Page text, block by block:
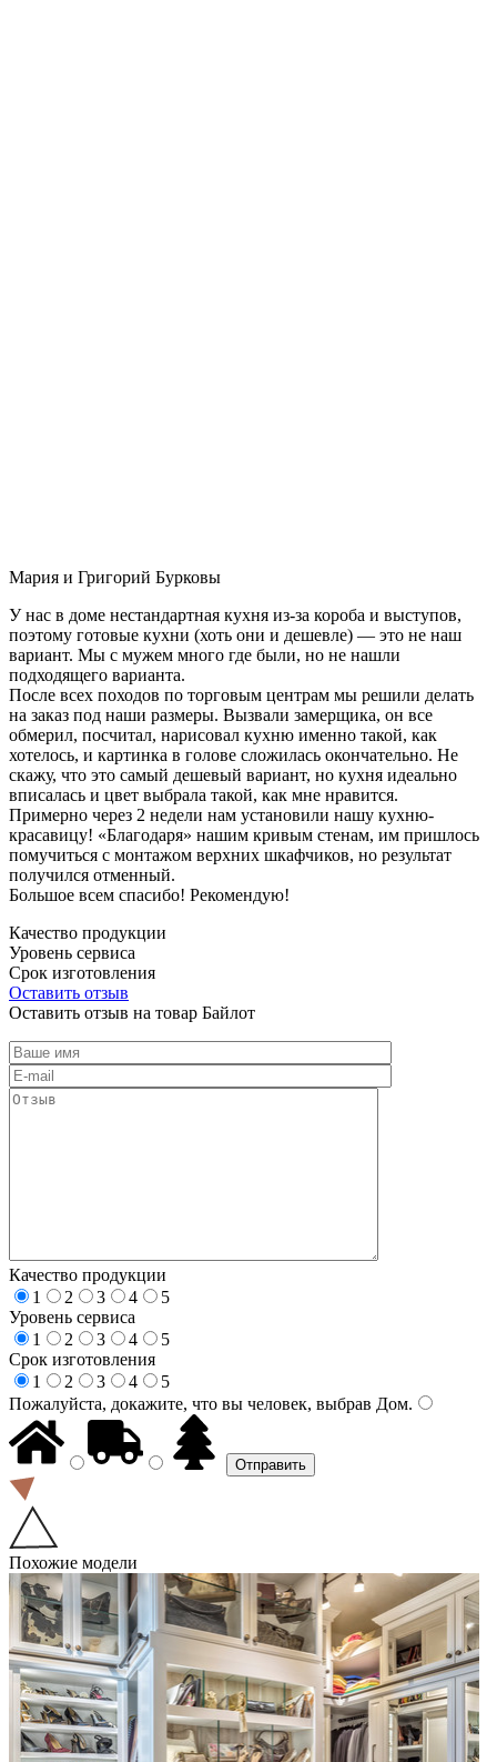
Мария и Григорий Бурковы
У нас в доме нестандартная кухня из-за короба и выступов,
поэтому готовые кухни (хоть они и дешевле) — это не наш
вариант. Мы с мужем много где были, но не нашли
подходящего варианта.
После всех походов по торговым центрам мы решили делать
на заказ под наши размеры. Вызвали замерщика, он все
обмерил, посчитал, нарисовал кухню именно такой, как
хотелось, и картинка в голове сложилась окончательно. Не
скажу, что это самый дешевый вариант, но кухня идеально
вписалась и цвет выбрала такой, как мне нравится.
Примерно через 2 недели нам установили нашу кухню-
красавицу! «Благодаря» нашим кривым стенам, им пришлось
помучиться с монтажом верхних шкафчиков, но результат
получился отменный.
Большое всем спасибо! Рекомендую!
Качество продукции
Уровень сервиса
Срок изготовления
Оставить отзыв
Оставить отзыв на товар Байлот
Качество продукции
1
2 3 4
5
Уровень сервиса
1
2 3 4
5
Срок изготовления
1
2 3 4
5
Пожалуйста, докажите, что вы человек, выбрав Дом.
Похожие модели